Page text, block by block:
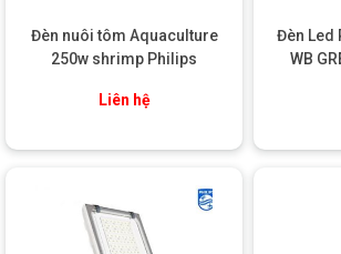
chỉ tiết kiệm được chi phí vận hành mà còn
tử phát sinh do thay thế thường xuyên.
ỨNG DỤNG ĐA DẠNG TRONG
Đèn nuôi tôm Aquaculture
250w shrimp Philips
Liên hệ
Đèn Led
WB